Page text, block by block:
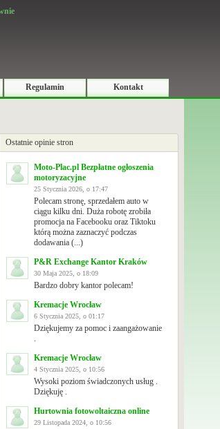
Regulamin Kontakt
Ostatnie opinie stron
Moto-Plac.pl Bezpłatne ogłoszenia
motoryzacyjne
25 Stycznia 2026, o 17:47
Polecam stronę, sprzedałem auto w
ciągu kilku dni. Duża robotę zrobiła
promocja na Facebooku oraz Tiktoku
którą można zaznaczyć podczas
dodawania (...)
P&R Exchange Kantor Kraków
30 Maja 2025, o 18:09
Bardzo dobry kantor polecam!
Kremacje Wrocław
6 Stycznia 2025, o 01:17
Dziękujemy za pomoc i zaangażowanie
.
Kremacje Wrocław
4 Stycznia 2025, o 10:56
Wysoki poziom świadczonych usług .
Dziękuję .
Hurtownia fotowoltaiczna online
29 Listopada 2024, o 10:56